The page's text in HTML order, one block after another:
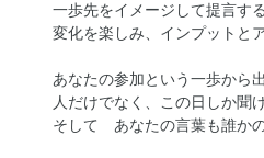
一歩先をイメージして提言す
変化を楽しみ、インプットと
あなたの参加という一歩から
人だけでなく、この日しか聞
そして あなたの言葉も誰か